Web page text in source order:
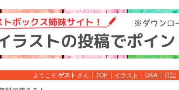
ようこそ ゲスト さん TOP イラスト Q&A 日記